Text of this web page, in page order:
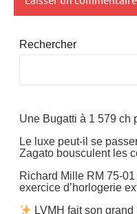
Rechercher
Une Bugatti à 1 579 ch
Le luxe peut-il se
Zagato bousculent les
Richard Mille RM 75-
exercice d’horlogerie
LVMH fait son